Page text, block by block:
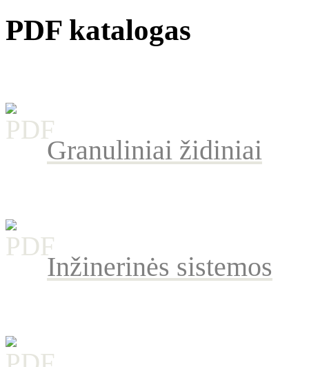
PDF katalogas
Granuliniai židiniai
Inžinerinės sistemos